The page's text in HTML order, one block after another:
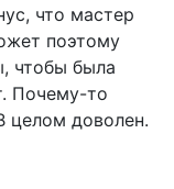
что мастер
поэтому
чтобы была
Почему-то
целом доволен.